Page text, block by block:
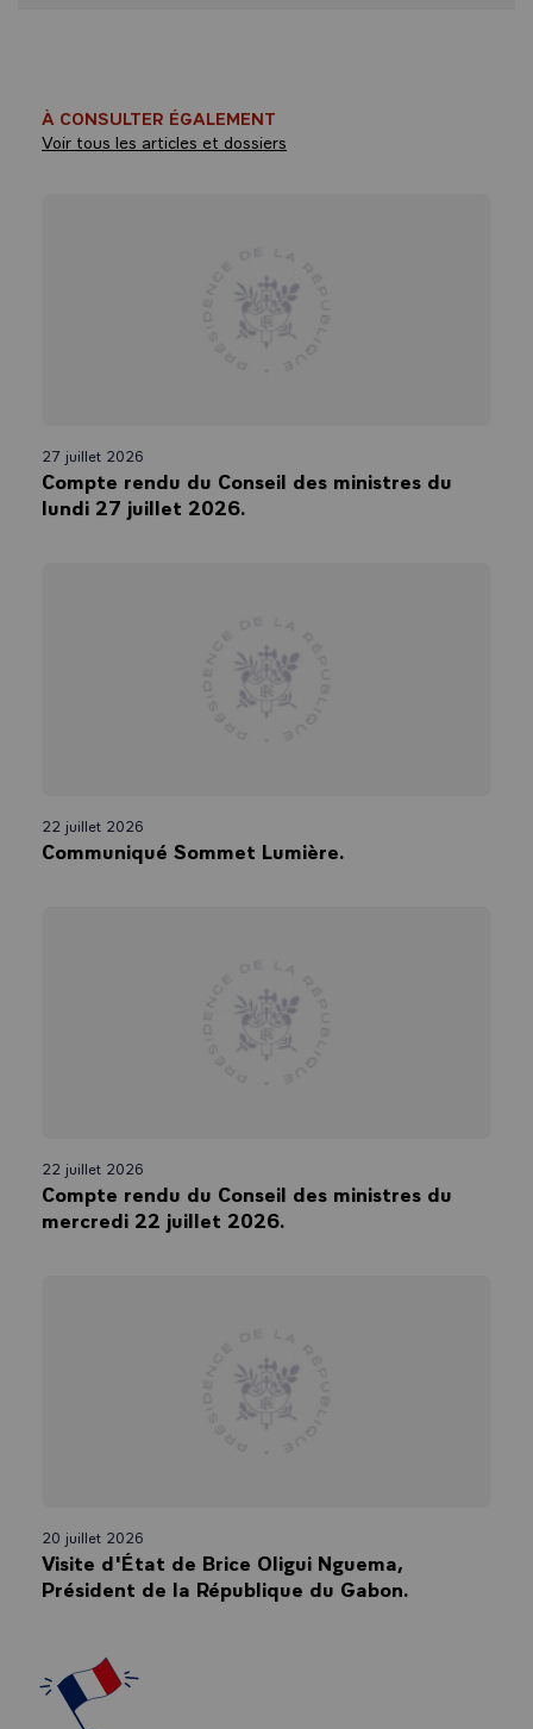
À CONSULTER ÉGALEMENT
Voir tous les articles et dossiers
27 juillet 2026
Compte rendu du Conseil des ministres du
lundi 27 juillet 2026.
22 juillet 2026
Communiqué Sommet Lumière.
22 juillet 2026
Compte rendu du Conseil des ministres du
mercredi 22 juillet 2026.
20 juillet 2026
Visite d'État de Brice Oligui Nguema,
Président de la République du Gabon.